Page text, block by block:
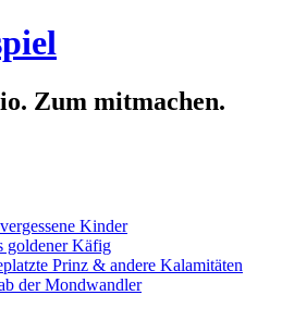
Zum mitmachen.
Kinder
goldener Käfig
Prinz & andere Kalamitäten
der Mondwandler